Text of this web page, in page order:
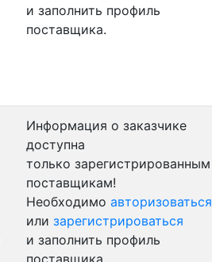
и заполнить профиль
поставщика.
Информация о заказчике
доступна
только зарегистрированным
поставщикам!
Необходимо авторизоваться
или зарегистрироваться
и заполнить профиль
поставщика.